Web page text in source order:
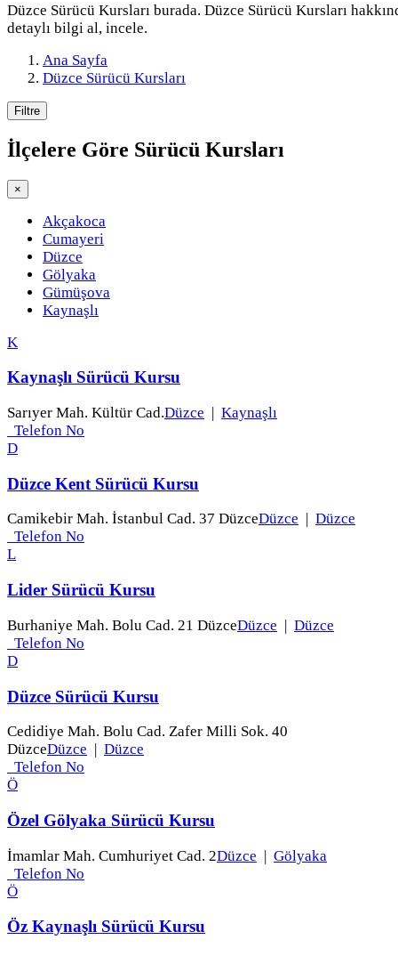
Düzce Sürücü Kursları burada. Düzce Sürücü Kursları
detaylı bilgi al, incele.
Ana Sayfa
Düzce Sürücü Kursları
Filtre
İlçelere Göre Sürücü Kursları
×
Akçakoca
Cumayeri
Düzce
Gölyaka
Gümüşova
Kaynaşlı
K
Kaynaşlı Sürücü Kursu
Sarıyer Mah. Kültür Cad.Düzce | Kaynaşlı
Telefon No
D
Düzce Kent Sürücü Kursu
Camikebir Mah. İstanbul Cad. 37 DüzceDüzce
Düzce
Telefon No
L
Lider Sürücü Kursu
Burhaniye Mah. Bolu Cad. 21 DüzceDüzce | Düzce
Telefon No
D
Düzce Sürücü Kursu
Cedidiye Mah. Bolu Cad. Zafer Milli Sok. 40
DüzceDüzce
Düzce
Telefon No
Ö
Özel Gölyaka Sürücü Kursu
İmamlar Mah. Cumhuriyet Cad. 2Düzce | Gölyaka
Telefon No
Ö
Öz Kaynaşlı Sürücü Kursu